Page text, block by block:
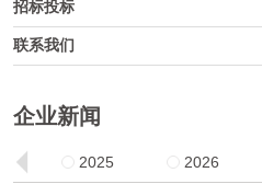
招标投标
联系我们
企业新闻
2025 2026